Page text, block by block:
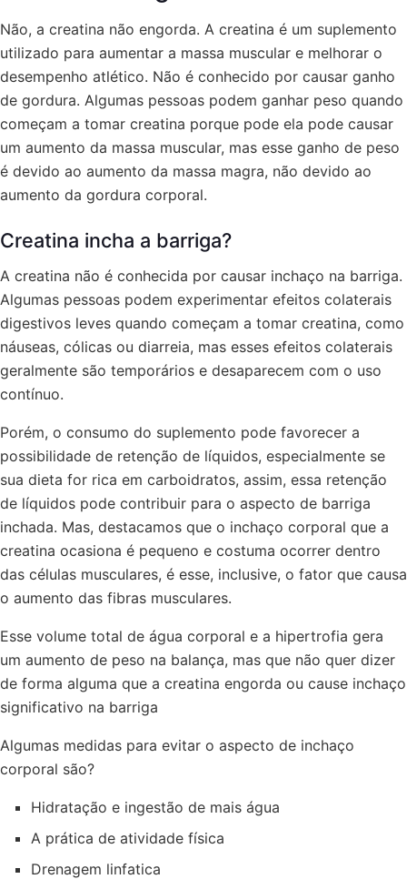
Não, a creatina não engorda. A creatina é um suplemento
utilizado para aumentar a massa muscular e melhorar o
desempenho atlético. Não é conhecido por causar ganho
de gordura. Algumas pessoas podem ganhar peso quando
começam a tomar creatina porque pode ela pode causar
um aumento da massa muscular, mas esse ganho de peso
é devido ao aumento da massa magra, não devido ao
aumento da gordura corporal.
Creatina incha a barriga?
A creatina não é conhecida por causar inchaço na barriga.
Algumas pessoas podem experimentar efeitos colaterais
digestivos leves quando começam a tomar creatina, como
náuseas, cólicas ou diarreia, mas esses efeitos colaterais
geralmente são temporários e desaparecem com o uso
contínuo.
Porém, o consumo do suplemento pode favorecer a
possibilidade de retenção de líquidos, especialmente se
sua dieta for rica em carboidratos, assim, essa retenção
de líquidos pode contribuir para o aspecto de barriga
inchada. Mas, destacamos que o inchaço corporal que a
creatina ocasiona é pequeno e costuma ocorrer dentro
das células musculares, é esse, inclusive, o fator que causa
o aumento das fibras musculares.
Esse volume total de água corporal e a hipertrofia gera
um aumento de peso na balança, mas que não quer dizer
de forma alguma que a creatina engorda ou cause inchaço
significativo na barriga
Algumas medidas para evitar o aspecto de inchaço
corporal são?
Hidratação e ingestão de mais água
A prática de atividade física
Drenagem linfatica